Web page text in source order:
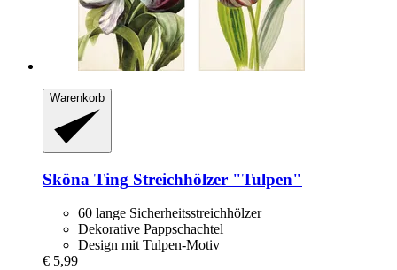
Warenkorb
Sköna Ting Streichhölzer "Tulpen"
60 lange Sicherheitsstreichhölzer
Dekorative Pappschachtel
Design mit Tulpen-Motiv
€ 5,99